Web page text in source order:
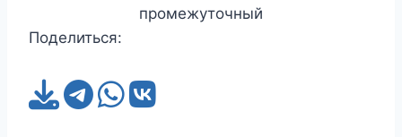
промежуточный
Поделиться: